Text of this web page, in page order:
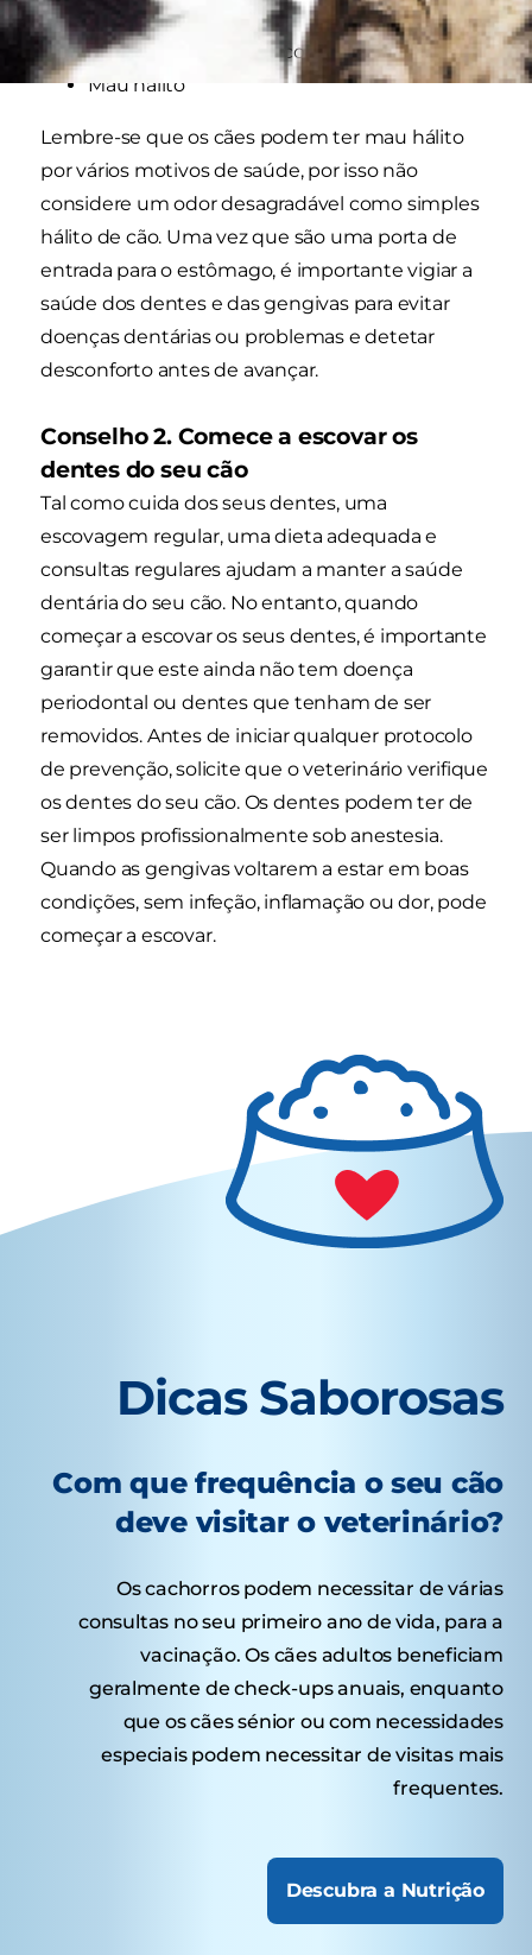
se
Gengivas inchadas e com hemorragias
Mau hálito
Lembre-se que os cães podem ter mau hálito
por vários motivos de saúde, por isso não
considere um odor desagradável como simples
hálito de cão. Uma vez que são uma porta de
entrada para o estômago, é importante vigiar a
saúde dos dentes e das gengivas para evitar
doenças dentárias ou problemas e detetar
desconforto antes de avançar.
Conselho 2. Comece a escovar os
dentes do seu cão
Tal como cuida dos seus dentes, uma
escovagem regular, uma dieta adequada e
consultas regulares ajudam a manter a saúde
dentária do seu cão. No entanto, quando
começar a escovar os seus dentes, é importante
garantir que este ainda não tem doença
periodontal ou dentes que tenham de ser
removidos. Antes de iniciar qualquer protocolo
de prevenção, solicite que o veterinário verifique
os dentes do seu cão. Os dentes podem ter de
ser limpos profissionalmente sob anestesia.
Quando as gengivas voltarem a estar em boas
condições, sem infeção, inflamação ou dor, pode
começar a escovar.
Dicas Saborosas
Com que frequência o seu cão
deve visitar o veterinário?
Os cachorros podem necessitar de várias
consultas no seu primeiro ano de vida, para a
vacinação. Os cães adultos beneficiam
geralmente de check-ups anuais, enquanto
que os cães sénior ou com necessidades
especiais podem necessitar de visitas mais
frequentes.
Descubra a Nutrição